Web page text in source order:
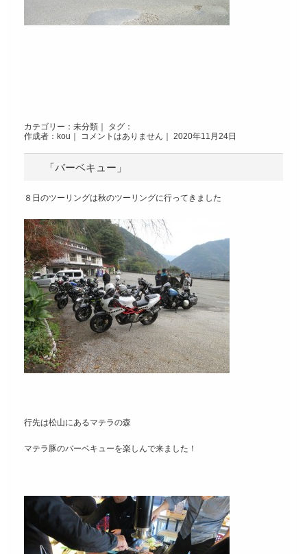
カテゴリー： 未分類 ｜ タグ：
作成者：kou｜ コメントはありません ｜ 2020年11月24日
「バーベキュー」
８日のツーリングは秋のツーリングに行ってきました
行先は松山にあるマテラの森
マテラ豚のバーベキューを楽しんで来ました！